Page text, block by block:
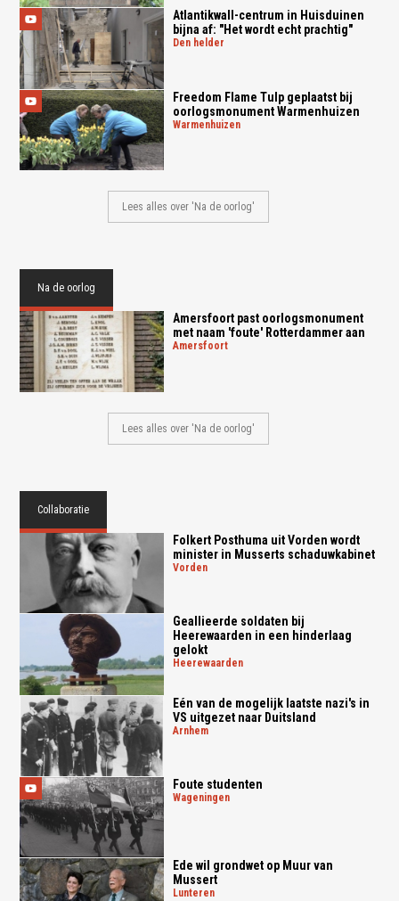
Atlantikwall-centrum in Huisduinen
bijna af: "Het wordt echt prachtig"
den helder
Freedom Flame Tulp geplaatst bij
oorlogsmonument Warmenhuizen
warmenhuizen
Lees alles over 'Na de oorlog'
Na de oorlog
Amersfoort past oorlogsmonument
met naam 'foute' Rotterdammer aan
amersfoort
Lees alles over 'Na de oorlog'
Collaboratie
Folkert Posthuma uit Vorden wordt
minister in Musserts schaduwkabinet
vorden
Geallieerde soldaten bij
Heerewaarden in een hinderlaag
gelokt
heerewaarden
Eén van de mogelijk laatste nazi's in
VS uitgezet naar Duitsland
arnhem
Foute studenten
wageningen
Ede wil grondwet op Muur van
Mussert
lunteren